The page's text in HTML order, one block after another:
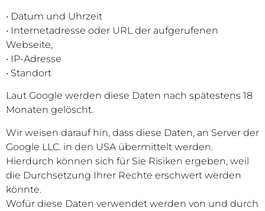
• Datum und Uhrzeit
• Internetadresse oder URL der aufgerufenen
Webseite,
• IP-Adresse
• Standort
Laut Google werden diese Daten nach spätestens 18
Monaten gelöscht.
Wir weisen darauf hin, dass diese Daten, an Server der
Google LLC. in den USA übermittelt werden.
Hierdurch können sich für Sie Risiken ergeben, weil
die Durchsetzung Ihrer Rechte erschwert werden
könnte.
Wofür diese Daten verwendet werden von und durch